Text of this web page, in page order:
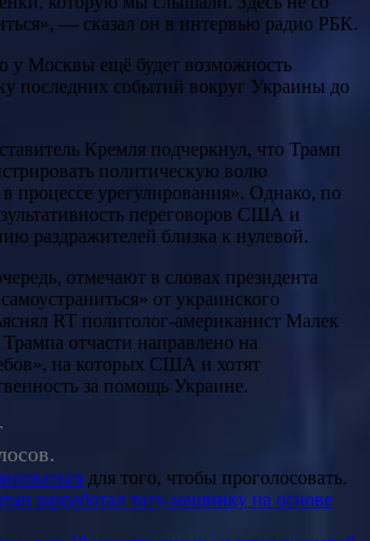
— сказал он в интервью радио РБК.
у Москвы ещё будет возможность
последних событий вокруг Украины до
Кремля подчеркнул, что Трамп
политическую волю
процессе урегулирования». Однако, по
переговоров США и
раздражителей близка к нулевой.
отмечают в словах президента
от украинского
RT политолог-американист Малек
отчасти направлено на
на которых США и хотят
за помощь Украине.
для того, чтобы проголосовать.
разработал тату-машинку на основе